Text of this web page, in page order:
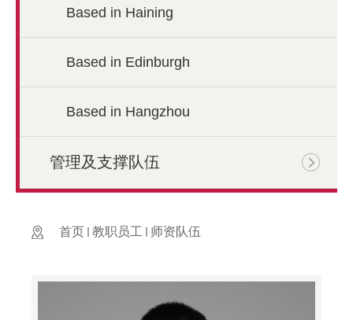
Based in Haining
Based in Edinburgh
Based in Hangzhou
管理及支撑队伍
首页 教职员工 师资队伍